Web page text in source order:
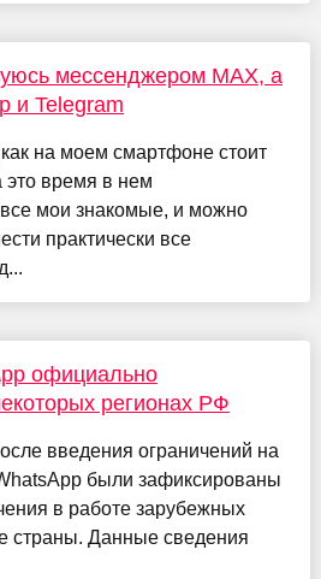
мессенджером MAX, а
и Telegram
на моем смартфоне стоит
время в нем
все мои знакомые, и можно
практически все
официально
регионах РФ
введения ограничений на
были зафиксированы
в работе зарубежных
страны. Данные сведения